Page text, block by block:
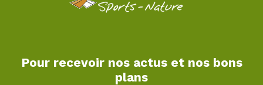
Pour recevoir nos actus et nos bons
plans